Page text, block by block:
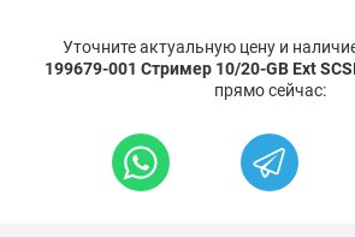
Уточните актуальную цену и
199679-001 Стример 10/20-GB Ext
прямо сейчас: